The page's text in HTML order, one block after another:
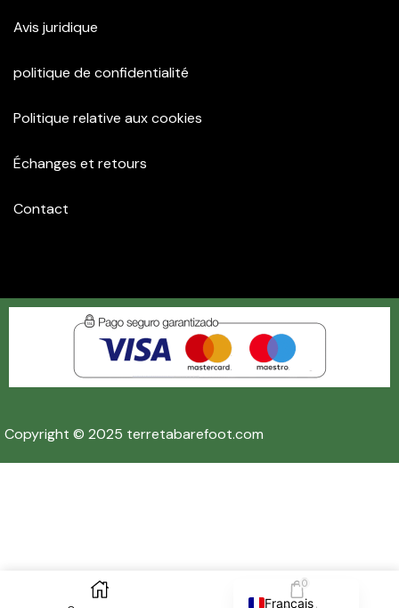
0
Avis juridique
politique de confidentialité
Politique relative aux cookies
Échanges et retours
Contact
Copyright © 2025 terretabarefoot.com
Français